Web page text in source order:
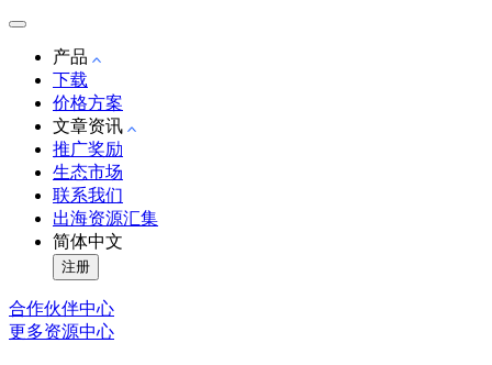
产品
下载
价格方案
文章资讯
推广奖励
生态市场
联系我们
出海资源汇集
简体中文
注册
合作伙伴中心
更多资源中心